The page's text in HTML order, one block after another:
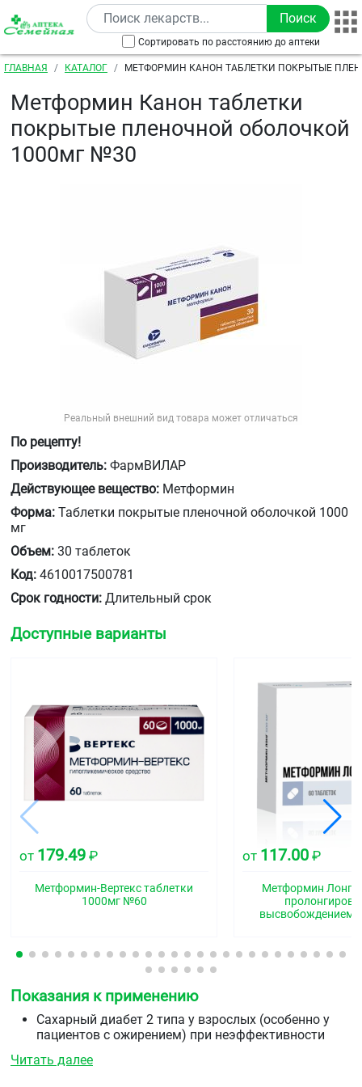
Перейти к основному содержанию
Сортировать по расстоянию до аптеки
Строка навигации
ГЛАВНАЯ КАТАЛОГ
МЕТФОРМИН КАНОН ТАБЛЕТКИ ПОКРЫТЫЕ
Метформин Канон таблетки
покрытые пленочной оболочкой
1000мг №30
Реальный внешний вид товара может отличаться
По рецепту!
Производитель: ФармВИЛАР
Действующее вещество: Метформин
Форма: Таблетки покрытые пленочной оболочкой 1000
мг
Объем: 30 таблеток
Код: 4610017500781
Срок годности: Длительный срок
Доступные варианты
от 179.49 ₽
Метформин-Вертекс таблетки
1000мг №60
от 117.00 ₽
Метформин Лонг
высвобождением
Показания к применению
Сахарный диабет 2 типа у взрослых (особенно у
пациентов с ожирением) при неэффективности
монотерапии или в комбинации с другими
Читать далее